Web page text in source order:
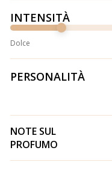
INTENSITÀ
Dolce
PERSONALITÀ
NOTE SUL
PROFUMO